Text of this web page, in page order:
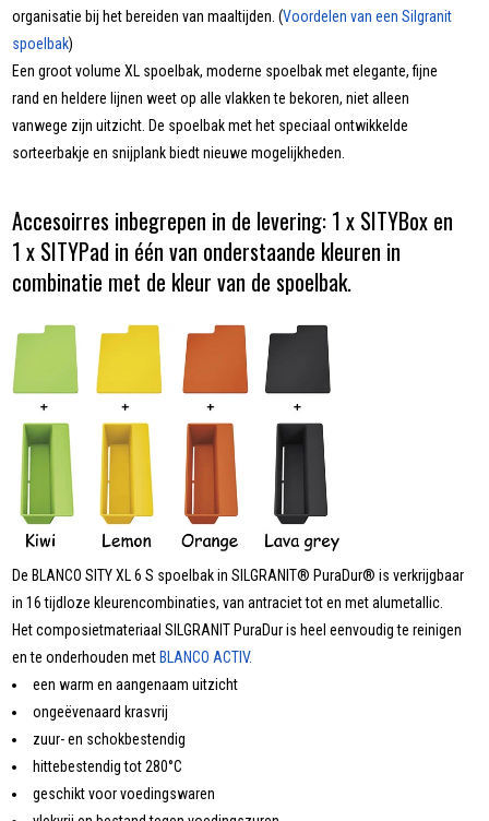
organisatie bij het bereiden van maaltijden. (Voordelen van een Silgranit
spoelbak)
Een groot volume XL spoelbak, moderne spoelbak met elegante, fijne
rand en heldere lijnen weet op alle vlakken te bekoren, niet alleen
vanwege zijn uitzicht. De spoelbak met het speciaal ontwikkelde
sorteerbakje en snijplank biedt nieuwe mogelijkheden.
Accesoirres inbegrepen in de levering: 1 x SITYBox en
1 x SITYPad in één van onderstaande kleuren in
combinatie met de kleur van de spoelbak.
De BLANCO SITY XL 6 S spoelbak in SILGRANIT® PuraDur® is verkrijgbaar
in 16 tijdloze kleurencombinaties, van antraciet tot en met alumetallic.
Het composietmateriaal SILGRANIT PuraDur is heel eenvoudig te reinigen
en te onderhouden metBLANCO ACTIV.
een warm en aangenaam uitzicht
ongeëvenaard krasvrij
zuur- en schokbestendig
hittebestendig tot 280°C
geschikt voor voedingswaren